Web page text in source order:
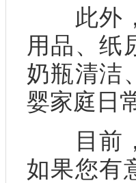
此外，
用品、纸
奶瓶清洁
婴家庭日
目前，
如果您有